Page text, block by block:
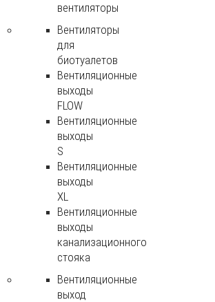
вентиляторы
Вентиляторы
для
биотуалетов
Вентиляционные
выходы
FLOW
Вентиляционные
выходы
S
Вентиляционные
выходы
XL
Вентиляционные
выходы
канализационного
стояка
Вентиляционные
выход